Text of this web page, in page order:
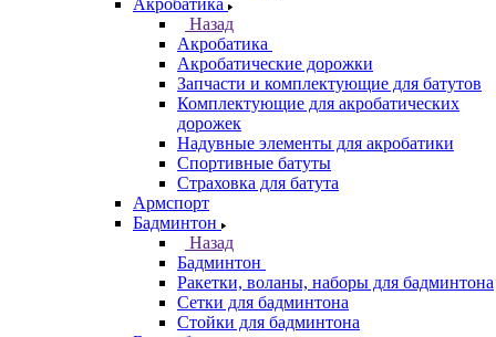
Акробатика
Назад
Акробатика
Акробатические дорожки
Запчасти и комплектующие для батутов
Комплектующие для акробатических
дорожек
Надувные элементы для акробатики
Спортивные батуты
Страховка для батута
Армспорт
Бадминтон
Назад
Бадминтон
Ракетки, воланы, наборы для бадминтона
Сетки для бадминтона
Стойки для бадминтона